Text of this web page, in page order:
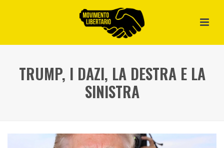
TRUMP, I DAZI, LA DESTRA E LA
SINISTRA